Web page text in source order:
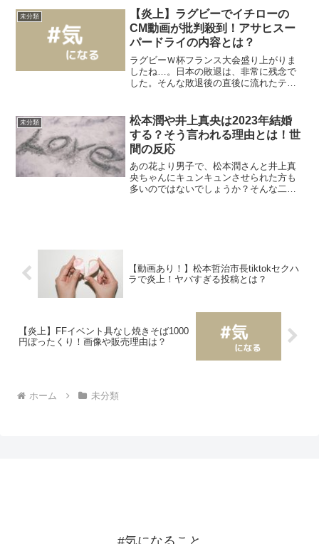
うか。今回の記事では、愛知県安城駅近
く刃物男の情報についてご紹...
未分類
【炎上】ラグビーでイチローの
CM動画が批判殺到！アサヒスー
パードライの内容とは？
ラグビーＷ杯フランス大会盛り上がりま
したね…。日本の敗退は、非常に残念で
した。そんな敗退後の直後に流れたテレ
ーさんが出演しているもの。では、どう
して批判殺到したので...
未分類
松本潤や井上真央は2023年結婚
する？そう言われる理由とは！世
間の反応
あの花より男子で、松本潤さんと井上真
央ちゃんにキュンキュンさせられた方も
多いのではないでしょうか？そんな二人
【動画あり！】松本哲治市長tiktokセクハ
ラで炎上！ヤバすぎる投稿とは？
【炎上】FFイベント具なし焼きそば1000
円ぼったくり！画像や販売理由は？
ホーム 未分類